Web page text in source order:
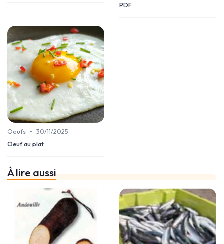
PDF
Oeufs • 30/11/2025
Oeuf au plat
À lire aussi